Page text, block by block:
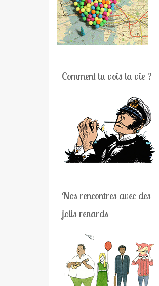
Comment tu vois la vie ?
Nos rencontres avec des
jolis renards